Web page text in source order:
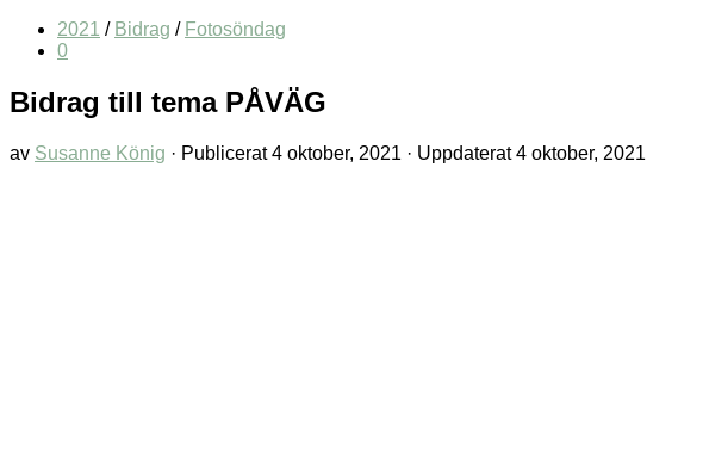
2021 / Bidrag / Fotosöndag
0
Bidrag till tema PÅVÄG
av Susanne König · Publicerat4 oktober, 2021 · Uppdaterat4 oktober, 2021